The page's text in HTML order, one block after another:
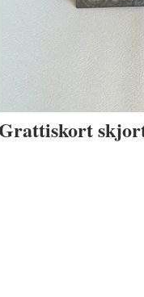
Grattiskort